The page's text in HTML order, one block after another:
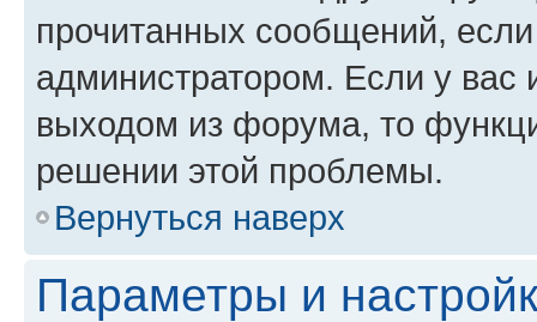
прочитанных сообщений,
администратором. Если у
выходом из форума, то
решении этой проблемы.
Вернуться наверх
Параметры и